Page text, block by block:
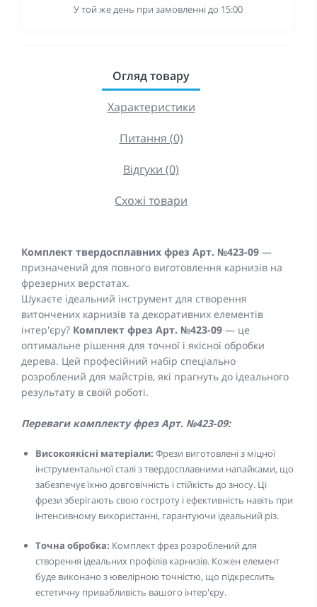
У той же день при замовленні до 15:00
Огляд товару
Характеристики
Питання (0)
Відгуки (0)
Схожі товари
Комплект твердосплавних фрез Арт. №423-09 —
призначений для повного виготовлення карнизів на
фрезерних верстатах.
Шукаєте ідеальний інструмент для створення
витончених карнизів та декоративних елементів
інтер'єру? Комплект фрез Арт. №423-09 — це
оптимальне рішення для точної і якісної обробки
дерева. Цей професійний набір спеціально
розроблений для майстрів, які прагнуть до ідеального
результату в своїй роботі.
Переваги комплекту фрез Арт. №423-09:
Високоякісні матеріали: Фрези виготовлені з міцної
інструментальної сталі з твердосплавними напайками, що
забезпечує їхню довговічність і стійкість до зносу. Ці
фрези зберігають свою гостроту і ефективність навіть при
інтенсивному використанні, гарантуючи ідеальний різ.
Точна обробка: Комплект фрез розроблений для
створення ідеальних профілів карнизів. Кожен елемент
буде виконано з ювелірною точністю, що підкреслить
естетичну привабливість вашого інтер'єру.